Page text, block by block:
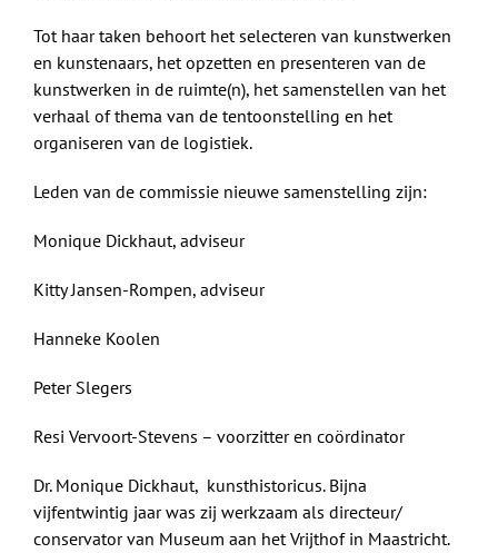
Tot haar taken behoort het selecteren van kunstwerken
en kunstenaars, het opzetten en presenteren van de
kunstwerken in de ruimte(n), het samenstellen van het
verhaal of thema van de tentoonstelling en het
organiseren van de logistiek.
Leden van de commissie nieuwe samenstelling zijn:
Monique Dickhaut, adviseur
Kitty Jansen-Rompen, adviseur
Hanneke Koolen
Peter Slegers
Resi Vervoort-Stevens – voorzitter en coördinator
Dr. Monique Dickhaut, kunsthistoricus. Bijna
vijfentwintig jaar was zij werkzaam als directeur/
conservator van Museum aan het Vrijthof in Maastricht.